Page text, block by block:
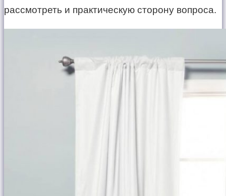
рассмотреть и практическую сторону вопроса.